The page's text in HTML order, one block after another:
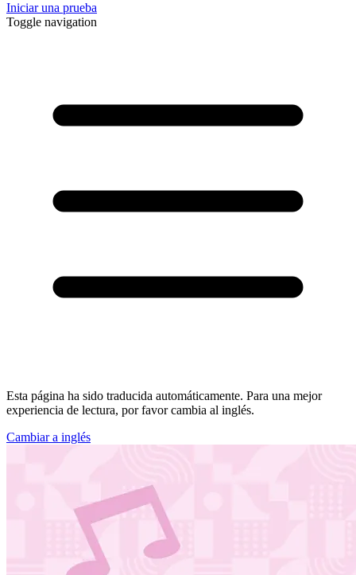
Iniciar una prueba
Toggle navigation
Esta página ha sido traducida automáticamente. Para una mejor
experiencia de lectura, por favor cambia al inglés.
Cambiar a inglés